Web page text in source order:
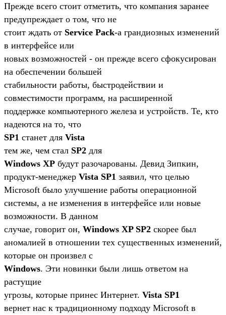
Прежде всего стоит отметить, что компания заранее
предупреждает о том, что не
стоит ждать от Service Pack-а грандиозных изменений
в интерфейсе или
новых возможностей - он прежде всего сфокусирован
на обеспечении большей
стабильности работы, быстродействии и
совместимости программ, на расширенной
поддержке компьютерного железа и устройств. Те, кто
надеются на то, что
SP1 станет для Vista
тем же, чем стал SP2 для
Windows XP будут разочарованы. Девид Зипкин,
продукт-менеджер Vista SP1 заявил, что целью
Microsoft было улучшение работы операционной
системы, а не изменения в интерфейсе или новые
возможности. В данном
случае, говорит он, Windows XP SP2 скорее был
аномалией в отношении тех существенных изменений,
которые он произвел с
Windows. Эти новинки были лишь ответом на
растущие
угрозы, которые принес Интернет. Vista SP1
вернет нас к традиционному подходу Microsoft в